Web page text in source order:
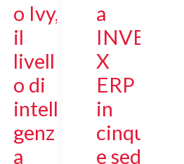
o Ivy,
il
livell
o di
intelli
genz
a
a
INVE
X
ERP
in
cinqu
e sedi